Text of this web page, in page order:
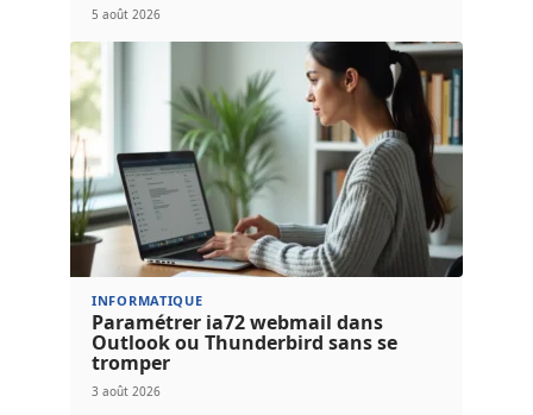
5 août 2026
INFORMATIQUE
Paramétrer ia72 webmail dans
Outlook ou Thunderbird sans se
tromper
3 août 2026